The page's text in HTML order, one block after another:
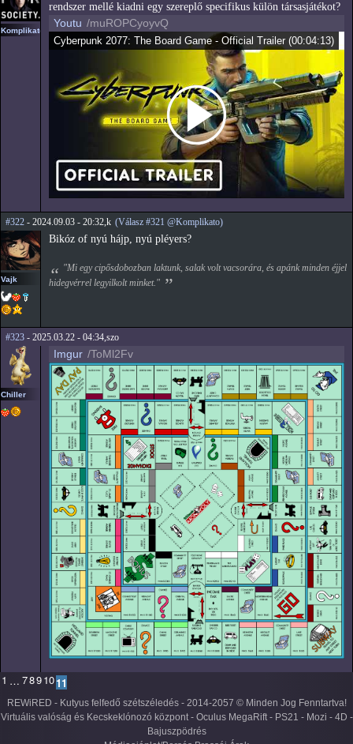
Komplikato
rendszer mellé kiadni egy szereplő specifikus külön társasjátékot?
Youtu /muROPCyoyvQ
Cyberpunk 2077: The Board Game - Official Trailer (00:04:13)
#322 - 2024.09.03 - 20:32,k (Válasz #321 @Komplikato)
Vajk
Bikóz of nyú hájp, nyú pléyers?
"Mi egy cipősdobozban laktunk, salak volt vacsorára, és apánk minden éjjel
hidegvérrel legyilkolt minket."
#323 - 2025.03.22 - 04:34,szo
Chiller
Imgur /ToMl2Fv
1 … 7891011
REWiRED - Kutyus felfedő szétszéledés - 2014-2057 © Minden Jog Fenntartva!
Virtuális valóság és Kecskeklónozó központ - Oculus MegaRift - PS21 - Mozi - 4D -
Bajuszpödrés